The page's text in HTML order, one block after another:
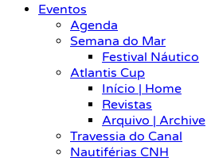
Eventos
Agenda
Semana do Mar
Festival Náutico
Atlantis Cup
Início | Home
Revistas
Arquivo | Archive
Travessia do Canal
Nautiférias CNH